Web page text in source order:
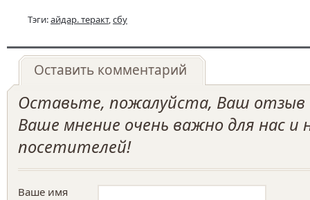
Тэги:айдар. теракт,сбу
Оставить комментарий
Оставьте, пожалуйста, Ваш отзыв
Ваше мнение очень важно для нас и
посетителей!
Ваше имя